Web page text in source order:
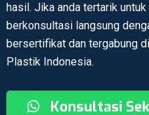
hasil. Jika anda tertarik
berkonsultasi langsung
bersertifikat dan tergabung
Plastik Indonesia.
Konsultasi